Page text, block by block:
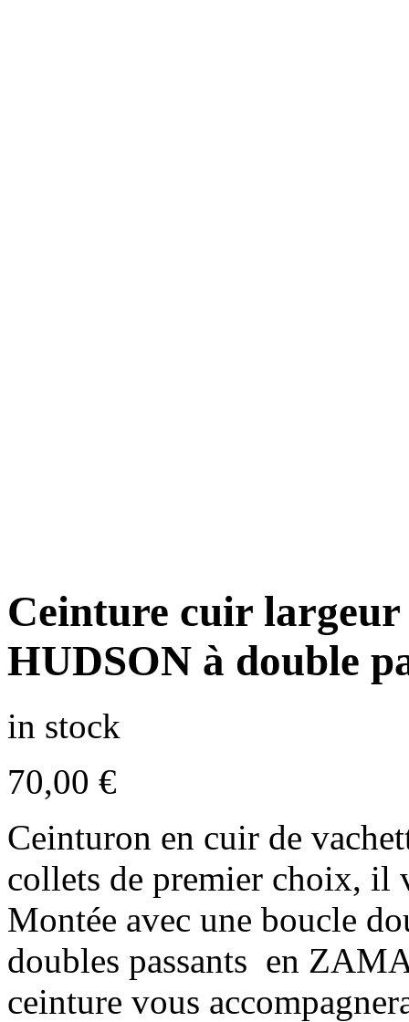
Ceinture cuir largeur
HUDSON à double
in stock
70,00 €
Ceinturon en cuir de
collets de premier choix, il
Montée avec une boucle
doubles passants en
ceinture vous